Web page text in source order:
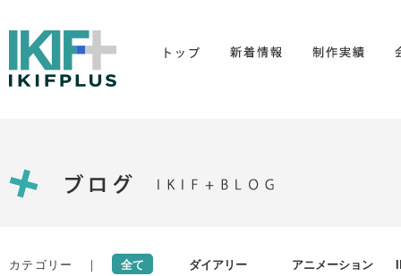
カテゴリー ｜ 全て ダイアリー アニメーション